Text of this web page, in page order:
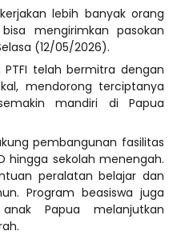
lebih banyak orang
mengirimkan pasokan
(12/05/2026).
telah bermitra dengan
mendorong terciptanya
mandiri di Papua
pembangunan fasilitas
hingga sekolah menengah.
peralatan belajar dan
Program beasiswa juga
Papua melanjutkan